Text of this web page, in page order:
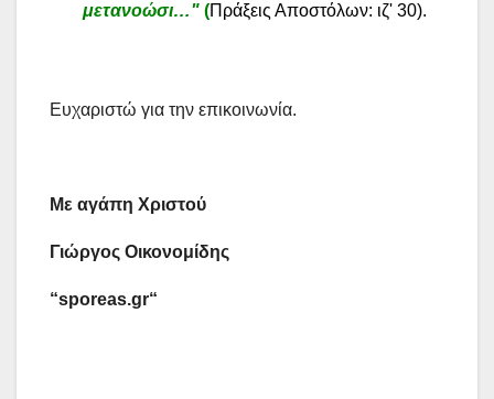
μετανοώσι…" (Πράξεις Αποστόλων: ιζ' 30).
Ευχαριστώ για την επικοινωνία.
Με αγάπη Χριστού
Γιώργος Οικονομίδης
“sporeas.gr“